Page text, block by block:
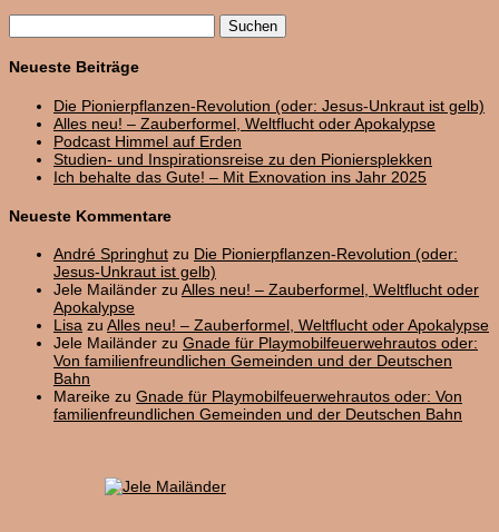
nach:
Neueste Beiträge
Die Pionierpflanzen-Revolution (oder: Jesus-Unkraut ist gelb)
Alles neu! – Zauberformel, Weltflucht oder Apokalypse
Podcast Himmel auf Erden
Studien- und Inspirationsreise zu den Pioniersplekken
Ich behalte das Gute! – Mit Exnovation ins Jahr 2025
Neueste Kommentare
André Springhut zu Die Pionierpflanzen-Revolution (oder:
Jesus-Unkraut ist gelb)
Jele Mailänder zu Alles neu! – Zauberformel, Weltflucht oder
Apokalypse
Lisa zu Alles neu! – Zauberformel, Weltflucht oder Apokalypse
Jele Mailänder zu Gnade für Playmobilfeuerwehrautos oder:
Von familienfreundlichen Gemeinden und der Deutschen
Bahn
Mareike zu Gnade für Playmobilfeuerwehrautos oder: Von
familienfreundlichen Gemeinden und der Deutschen Bahn